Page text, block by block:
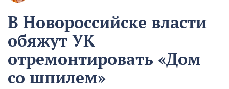
В Новороссийске власти
обяжут УК
отремонтировать «Дом
со шпилем»